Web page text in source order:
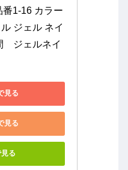
番1-16 カラー
ジェル ネイ
　ジェルネイ
見る
見る
る